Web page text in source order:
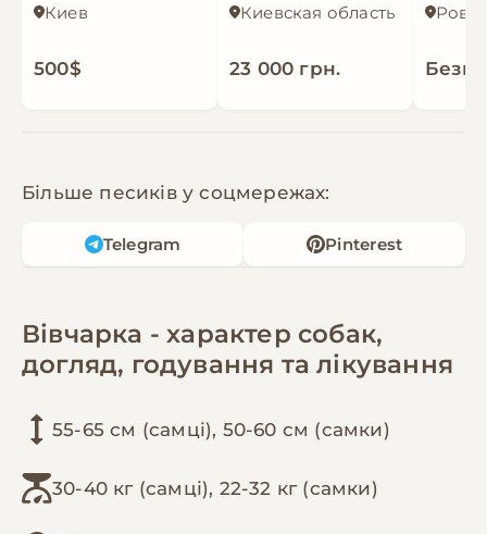
Киев
500$
Киевская область
23 000 грн.
Більше песиків у соцмережах:
Telegram Pinterest
Вівчарка - характер собак,
догляд, годування та лікування
55-65 см (самці), 50-60 см (самки)
30-40 кг (самці), 22-32 кг (самки)